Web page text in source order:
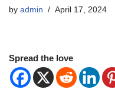
by admin April 17, 2024
Spread the love